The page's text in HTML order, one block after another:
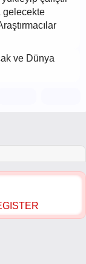
gelecekte
ve Dünya